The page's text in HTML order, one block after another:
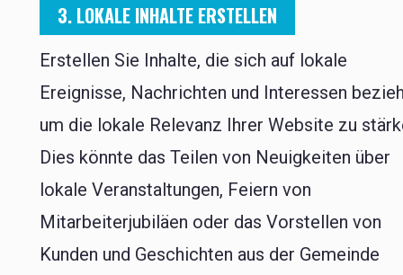
3. LOKALE INHALTE ERSTELLEN
Erstellen Sie Inhalte, die sich auf lokale
Ereignisse, Nachrichten und Interessen
um die lokale Relevanz Ihrer Website zu
Dies könnte das Teilen von Neuigkeiten über
lokale Veranstaltungen, Feiern von
Mitarbeiterjubiläen oder das Vorstellen von
Kunden und Geschichten aus der Gemeinde